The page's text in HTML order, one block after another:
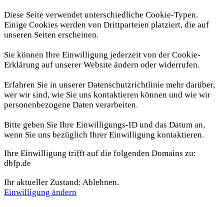
Diese Seite verwendet unterschiedliche Cookie-Typen.
Einige Cookies werden von Drittparteien platziert, die auf
unseren Seiten erscheinen.
Sie können Ihre Einwilligung jederzeit von der Cookie-
Erklärung auf unserer Website ändern oder widerrufen.
Erfahren Sie in unserer Datenschutzrichtlinie mehr darüber,
wer wir sind, wie Sie uns kontaktieren können und wie wir
personenbezogene Daten verarbeiten.
Bitte geben Sie Ihre Einwilligungs-ID und das Datum an,
wenn Sie uns bezüglich Ihrer Einwilligung kontaktieren.
Ihre Einwilligung trifft auf die folgenden Domains zu:
dbfp.de
Ihr aktueller Zustand: Ablehnen.
Einwilligung ändern